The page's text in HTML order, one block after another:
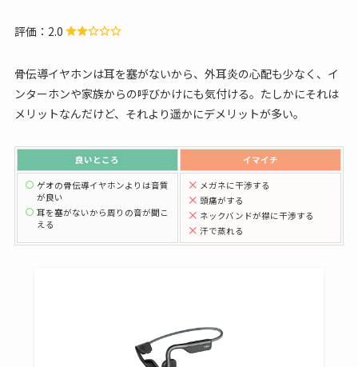
評価：2.0
骨伝導イヤホンは耳を塞がないから、外耳炎の心配も少なく、イ
ンターホンや家族からの呼びかけにも気付ける。たしかにそれは
メリットなんだけど、それより遥かにデメリットが多い。
良いところ イマイチ
ゲオの骨伝導イヤホンよりは音質
が良い
耳を塞がないから周りの音が聞こ
える
メガネに干渉する
頭痛がする
ネックバンドが襟に干渉する
汗で蒸れる